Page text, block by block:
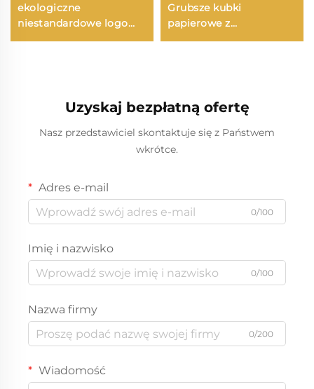
ekologiczne
niestandardowe logo
Kubki papierowe z
Grubsze kubki
papierowe z
podwójnymi ściankami
Uzyskaj bezpłatną ofertę
Nasz przedstawiciel skontaktuje się z Państwem
wkrótce.
Adres e-mail
0/100
Imię i nazwisko
0/100
Nazwa firmy
0/200
Wiadomość